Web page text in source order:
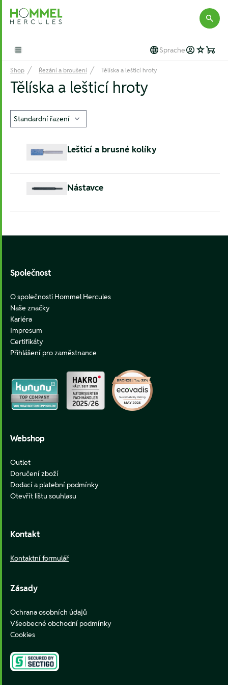
Hommel Hercules
Open main menu Sprache
Shop Řezání a broušení Tělíska a lešticí hroty
Tělíska a lešticí hroty
Lešticí a brusné kolíky
Nástavce
Společnost
O společnosti Hommel Hercules
Naše značky
Kariéra
Impresum
Certifikáty
Přihlášení pro zaměstnance
Webshop
Outlet
Doručení zboží
Dodací a platební podmínky
Otevřít lištu souhlasu
Kontakt
Kontaktní formulář
Zásady
Ochrana osobních údajů
Všeobecné obchodní podmínky
Cookies